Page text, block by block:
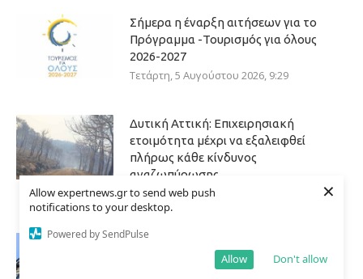
Allow expertnews.gr to send web push
notifications to your desktop.
Powered by SendPulse
Don't allow
Allow
×
Σήμερα η έναρξη αιτήσεων για το
Πρόγραμμα -Τουρισμός για όλους
2026-2027
Τετάρτη, 5 Αυγούστου 2026, 9:29
Δυτική Αττική: Επιχειρησιακή
ετοιμότητα μέχρι να εξαλειφθεί
πλήρως κάθε κίνδυνος
αναζωπύρωσης
Τετάρτη, 5 Αυγούστου 2026, 8:03
ΕΕ: Αλληλεγγύη στην Ισπανία και
έμφαση στην προστασία των